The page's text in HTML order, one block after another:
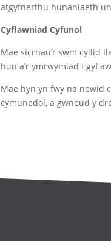
atgyfnerthu hunaniaeth
Cyflawniad Cyfunol
Mae sicrhau’r swm cyllid
hun a’r ymrwymiad i
Mae hyn yn fwy na newid
cymunedol, a gwneud y